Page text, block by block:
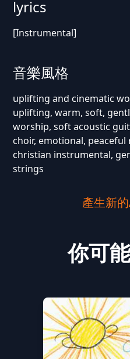
lyrics
[Instrumental]
音樂風格
uplifting and cinematic
uplifting, warm, soft,
worship, soft acoustic
choir, emotional,
christian instrumental,
strings
產生新
你可